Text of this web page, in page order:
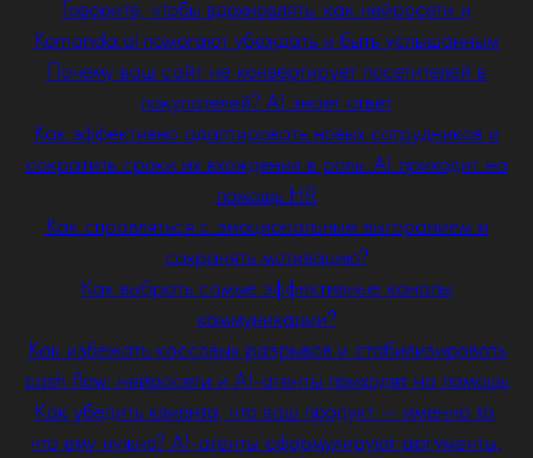
Говорите, чтобы вдохновлять: как нейросети и
Komanda.ai помогают убеждать и быть услышанным
Почему ваш сайт не конвертирует посетителей в
покупателей? AI знает ответ
Как эффективно адаптировать новых сотрудников и
сократить сроки их вхождения в роль: AI приходит на
помощь HR
Как справляться с эмоциональным выгоранием и
сохранять мотивацию?
Как выбрать самые эффективные каналы
коммуникации?
Как избежать кассовых разрывов и стабилизировать
cash flow: нейросети и AI-агенты приходят на помощь
Как убедить клиента, что ваш продукт — именно то,
что ему нужно? AI-агенты сформулируют аргументы,